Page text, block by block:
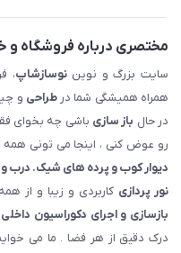
مختصری درباره فروشگاه و
سایت بزرگ و نویننوسازشاپ،
همراه همیشگی شما درطراحی و
در حال باز سازی باشی چه بخوای
رو عوض کنی ، اینجا می تونی همه
دیوار کوب و پرده های شیک. درب
نور پردازی کاربردی و زیبا و از
بازسازی و اجرای دکوراسیون داخلی
درک دقیق از هر فضا . ما می